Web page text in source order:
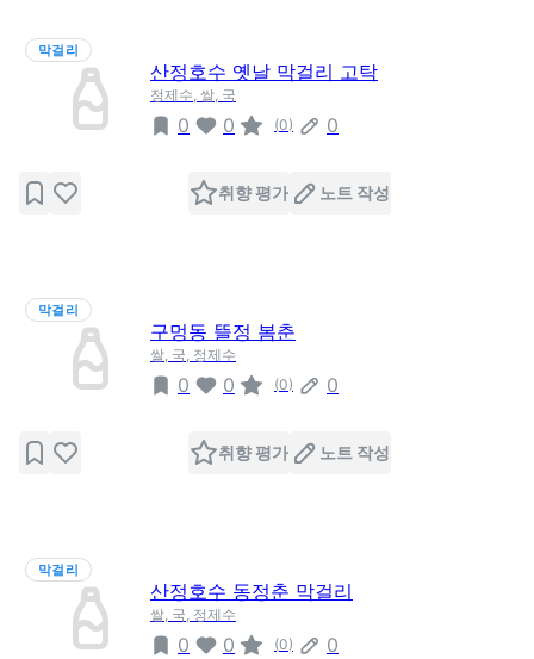
막걸리
산정호수 옛날 막걸리 고탁
정제수, 쌀, 국
0 0 (0) 0
취향 평가 노트 작성
막걸리
구멍동 뜰정 봄춘
쌀, 국, 정제수
0 0 (0) 0
취향 평가 노트 작성
막걸리
산정호수 동정춘 막걸리
쌀, 국, 정제수
0 0 (0) 0